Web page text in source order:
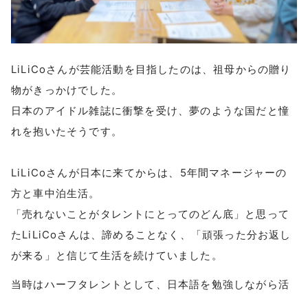
LiLiCoさんが芸能活動を目指したのは、祖母からの贈り
物がきっかけでした。
日本のアイドル雑誌に衝撃を受け、夢のような国だと憧
れを抱いたそうです。
LiLiCoさんが日本に来てからは、5年間マネージャーの
方と車中泊生活。
「売れないことがタレントにとってのどん底」と思って
たLiLiCoさんは、諦めることなく、「頑張った分お返し
が来る」と信じて生活を続けていました。
当時はハーフタレントとして、日本語を勉強しながら活